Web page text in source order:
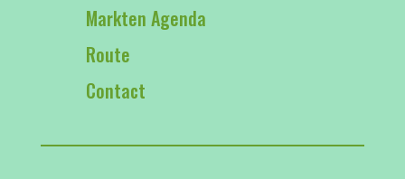
Markten Agenda
Route
Contact